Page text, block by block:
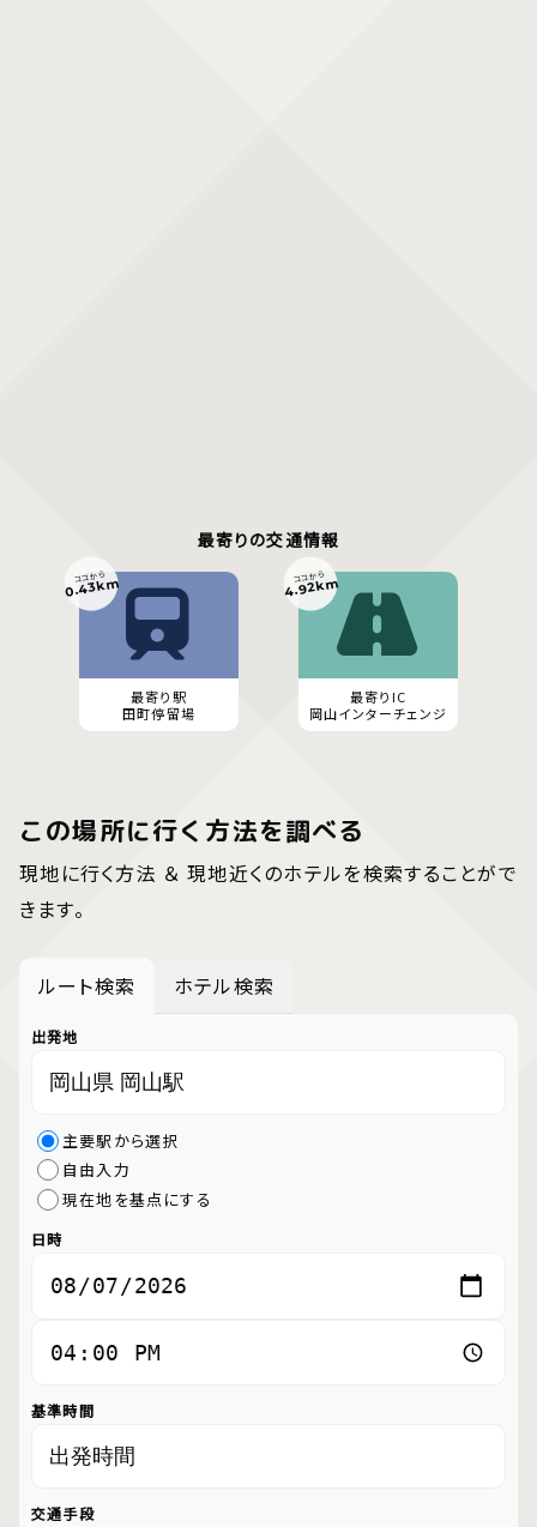
最寄りの交通情報
最寄り駅
田町停留場
ココから
0.43km
最寄りIC
岡山インターチェンジ
ココから
4.92km
この場所に行く方法を調べる
現地に行く方法 ＆ 現地近くのホテルを検索することがで
きます。
ルート検索 ホテル検索
出発地
主要駅から選択
自由入力
現在地を基点にする
日時
基準時間
交通手段